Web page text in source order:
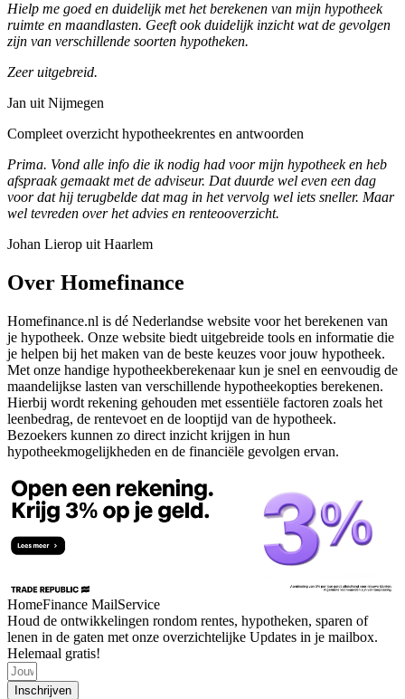
Hielp me goed en duidelijk met het berekenen van mijn hypotheek
ruimte en maandlasten. Geeft ook duidelijk inzicht wat de gevolgen
zijn van verschillende soorten hypotheken.
Zeer uitgebreid.
Jan uit Nijmegen
Compleet overzicht hypotheekrentes en antwoorden
Prima. Vond alle info die ik nodig had voor mijn hypotheek en heb
afspraak gemaakt met de adviseur. Dat duurde wel even een dag
voor dat hij terugbelde dat mag in het vervolg wel iets sneller. Maar
wel tevreden over het advies en renteooverzicht.
Johan Lierop uit Haarlem
Over Homefinance
Homefinance.nl is dé Nederlandse website voor het berekenen van
je hypotheek. Onze website biedt uitgebreide tools en informatie die
je helpen bij het maken van de beste keuzes voor jouw hypotheek.
Met onze handige hypotheekberekenaar kun je snel en eenvoudig de
maandelijkse lasten van verschillende hypotheekopties berekenen.
Hierbij wordt rekening gehouden met essentiële factoren zoals het
leenbedrag, de rentevoet en de looptijd van de hypotheek.
Bezoekers kunnen zo direct inzicht krijgen in hun
hypotheekmogelijkheden en de financiële gevolgen ervan.
HomeFinance MailService
Houd de ontwikkelingen rondom rentes, hypotheken, sparen of
lenen in de gaten met onze overzichtelijke Updates in je mailbox.
Helemaal gratis!
Inschrijven